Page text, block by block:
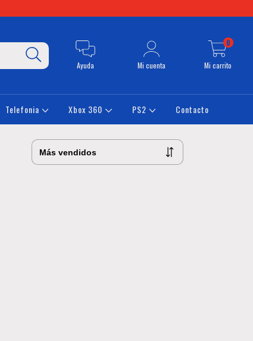
Ayuda Mi cuenta Mi carrito
0
Telefonia Xbox 360 PS2 Contacto